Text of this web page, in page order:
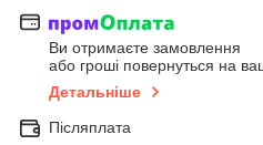
Ви отримаєте замовлення
або гроші повернуться на
Детальніше
Післяплата